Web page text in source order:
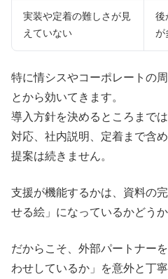
実装や定着の難しさが見
えていない
後
が
特に情シスやコーポレートの
とから効いてきます。
導入方針を決めるところまで
対応、社内説明、定着まで含
提案は続きません。
支援が機能するかは、資料の
せる絵」になっているかどうか
だからこそ、外部パートナー
わせしているか」を意外と丁